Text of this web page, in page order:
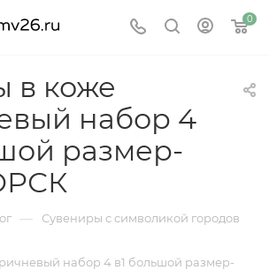
0
в коже
набор 4
размер-
— Сувениры с символикой городов
набор 4 в1 большой размер-